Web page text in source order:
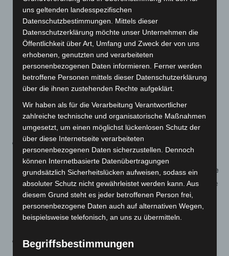
CoronaVerordnung
bewirken, dass nunmehr auch in
Warnstufe 2 alle Personen ab dem vollendeten 14.
Lebensjahr, dieVerkehrsmittel des
Personenverkehrs oder die dazugehörigen
Einrichtungenin geschlossenen Räumen, wie zum
Beispiel an Haltestellen, Bahnhöfen, Flughäfen und
Fähranlegern, nutzen, eineFFP2 Maske(oder eine
haben. Fahrzeugführerinnen und Fahrzeugführer sind
von dieser Pflicht ausgenommen.
Für Discotheken, Clubs oder Shisha-Bars ergibt sich
aus der spezielleren Regelung des § 12 Abs. 4, dass
auch imSitzen die medizinische Maske (in Warnstufe
2 – FFP2) nicht abgenommenwerden darf (Ausnahme
nur während des Trink- oder Essvorgangs oder beim
Rauchen). Aus diesem Grund erfolgt eine Streichung
in § 4 Absatz 4 der Verordnung.
In§ 7 Abs. 5werden nun an zentraler Stelle die
uns geltenden landesspezifischen
Datenschutzbestimmungen. Mittels dieser
Datenschutzerklärung möchte unser Unternehmen die
Öffentlichkeit über Art, Umfang und Zweck der von uns
erhobenen, genutzten und verarbeiteten
personenbezogenen Daten informieren. Ferner werden
betroffene Personen mittels dieser Datenschutzerklärung
über die ihnen zustehenden Rechte aufgeklärt.
Wir haben als für die Verarbeitung Verantwortlicher
zahlreiche technische und organisatorische Maßnahmen
umgesetzt, um einen möglichst lückenlosen Schutz der
über diese Internetseite verarbeiteten
personenbezogenen Daten sicherzustellen. Dennoch
können Internetbasierte Datenübertragungen
grundsätzlich Sicherheitslücken aufweisen, sodass ein
absoluter Schutz nicht gewährleistet werden kann. Aus
diesem Grund steht es jeder betroffenen Person frei,
personenbezogene Daten auch auf alternativen Wegen,
beispielsweise telefonisch, an uns zu übermitteln.
Begriffsbestimmungen